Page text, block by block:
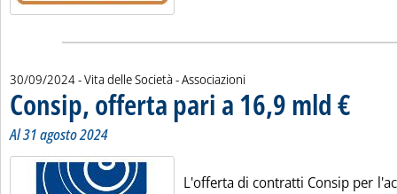
30/09/2024- Vita delle Società - Associazioni
Consip, offerta pari a 16,9 mld €
Al 31 agosto 2024
L'offerta di contratti Consip per